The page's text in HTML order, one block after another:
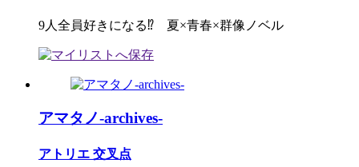
9人全員好きになる⁉︎ 夏×青春×群像ノベル
アマタノ-archives-
アトリエ 交叉点